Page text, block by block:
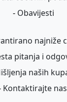
- Obavijesti
najniže
pitanja i
naših
Kontaktirajte